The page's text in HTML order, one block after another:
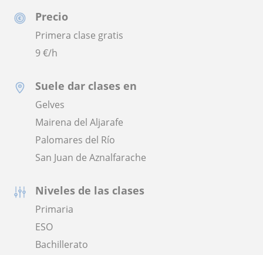
Precio
Primera clase gratis
9€/h
Suele dar clases en
Gelves
Mairena del Aljarafe
Palomares del Río
San Juan de Aznalfarache
Niveles de las clases
Primaria
ESO
Bachillerato